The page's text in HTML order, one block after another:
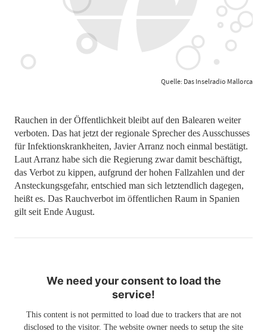
Quelle: Das Inselradio Mallorca
Rauchen in der Öffentlichkeit bleibt auf den Balearen weiter
verboten. Das hat jetzt der regionale Sprecher des Ausschusses
für Infektionskrankheiten, Javier Arranz noch einmal bestätigt.
Laut Arranz habe sich die Regierung zwar damit beschäftigt,
das Verbot zu kippen, aufgrund der hohen Fallzahlen und der
Ansteckungsgefahr, entschied man sich letztendlich dagegen,
heißt es. Das Rauchverbot im öffentlichen Raum in Spanien
gilt seit Ende August.
We need your consent to load the
service!
This content is not permitted to load due to trackers that are not
disclosed to the visitor. The website owner needs to setup the site